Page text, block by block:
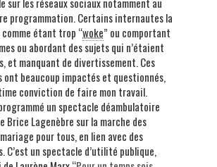
programmation. Certains internautes la
étant trop “woke” ou comportant
ou abordant des sujets qui n’étaient
et manquant de divertissement. Ces
ont beaucoup impactés et questionnés,
conviction de faire mon travail.
un spectacle déambulatoire
Brice Lagenèbre sur la marche des
pour tous, en lien avec des
C’est un spectacle d’utilité publique,